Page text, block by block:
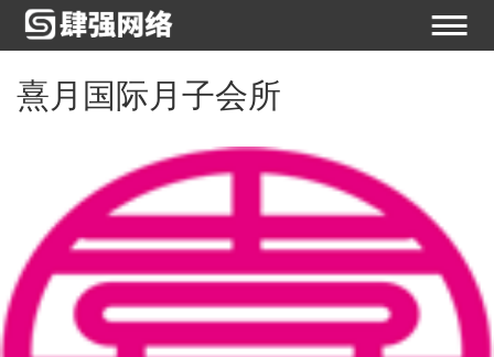
熹月国际月子会所